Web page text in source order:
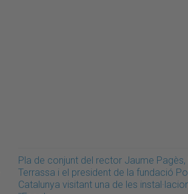
Pla de conjunt del rector Jaume
Terrassa i el president de la fundació
Catalunya visitant una de les